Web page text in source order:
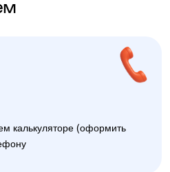
калькуляторе (оформить